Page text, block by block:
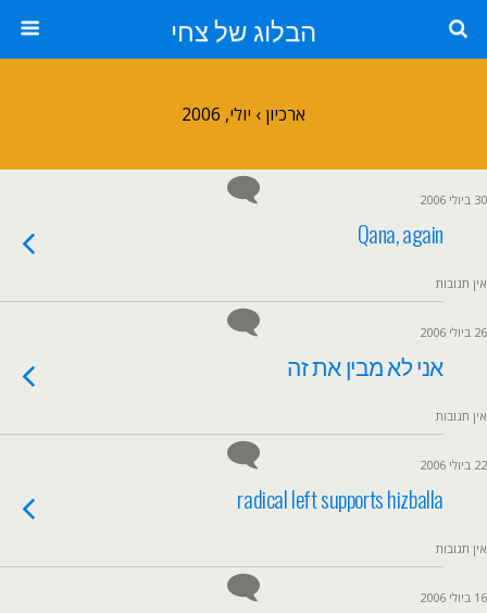
הבלוג של צחי
ארכיון › יולי, 2006
30 ביולי 2006
Qana, again
אין תגובות
26 ביולי 2006
אני לא מבין את זה
אין תגובות
22 ביולי 2006
radical left supports hizballa
אין תגובות
16 ביולי 2006